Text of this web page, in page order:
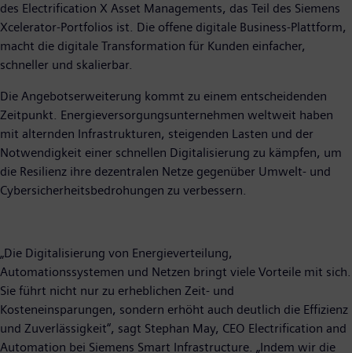
des Electrification X Asset Managements, das Teil des Siemens
Xcelerator-Portfolios ist. Die offene digitale Business-Plattform,
macht die digitale Transformation für Kunden einfacher,
schneller und skalierbar.
Die Angebotserweiterung kommt zu einem entscheidenden
Zeitpunkt. Energieversorgungsunternehmen weltweit haben
mit alternden Infrastrukturen, steigenden Lasten und der
Notwendigkeit einer schnellen Digitalisierung zu kämpfen, um
die Resilienz ihre dezentralen Netze gegenüber Umwelt- und
Cybersicherheitsbedrohungen zu verbessern.
„Die Digitalisierung von Energieverteilung,
Automationssystemen und Netzen bringt viele Vorteile mit sich.
Sie führt nicht nur zu erheblichen Zeit- und
Kosteneinsparungen, sondern erhöht auch deutlich die Effizienz
und Zuverlässigkeit“, sagt Stephan May, CEO Electrification and
Automation bei Siemens Smart Infrastructure. „Indem wir die